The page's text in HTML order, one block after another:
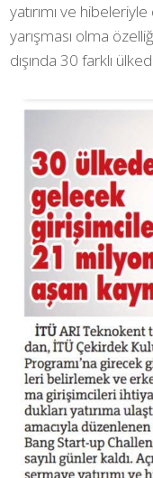
yatırımı ve
yarışması olma
dışında 30 farklı